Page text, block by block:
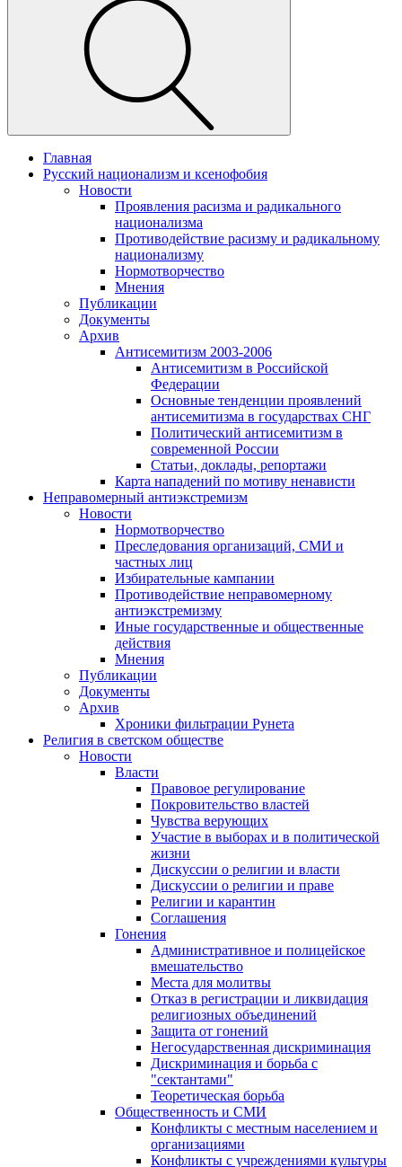
Главная
Русский национализм и ксенофобия
Новости
Проявления расизма и радикального
национализма
Противодействие расизму и радикальному
национализму
Нормотворчество
Мнения
Публикации
Документы
Архив
Антисемитизм 2003-2006
Антисемитизм в Российской
Федерации
Основные тенденции проявлений
антисемитизма в государствах СНГ
Политический антисемитизм в
современной России
Статьи, доклады, репортажи
Карта нападений по мотиву ненависти
Неправомерный антиэкстремизм
Новости
Нормотворчество
Преследования организаций, СМИ и
частных лиц
Избирательные кампании
Противодействие неправомерному
антиэкстремизму
Иные государственные и общественные
действия
Мнения
Публикации
Документы
Архив
Хроники фильтрации Рунета
Религия в светском обществе
Новости
Власти
Правовое регулирование
Покровительство властей
Чувства верующих
Участие в выборах и в политической
жизни
Дискуссии о религии и власти
Дискуссии о религии и праве
Религии и карантин
Соглашения
Гонения
Административное и полицейское
вмешательство
Места для молитвы
Отказ в регистрации и ликвидация
религиозных объединений
Защита от гонений
Негосударственная дискриминация
Дискриминация и борьба с
"сектантами"
Теоретическая борьба
Общественность и СМИ
Конфликты с местным населением и
организациями
Конфликты с учреждениями культуры